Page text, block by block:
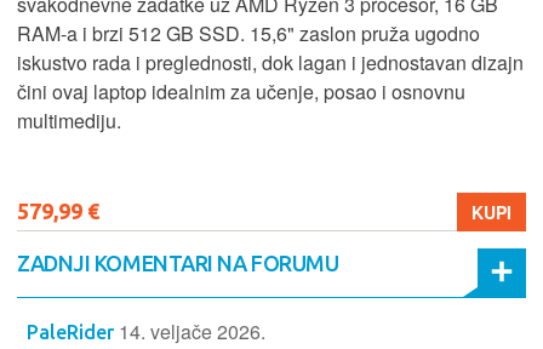
RAM-a i brzi 512 GB SSD. 15,6" zaslon pruža ugodno
iskustvo rada i preglednosti, dok lagan i jednostavan dizajn
čini ovaj laptop idealnim za učenje, posao i osnovnu
multimediju.
579,99 € KUPI
ZADNJI KOMENTARI NA FORUMU
PaleRider 14. veljače 2026.